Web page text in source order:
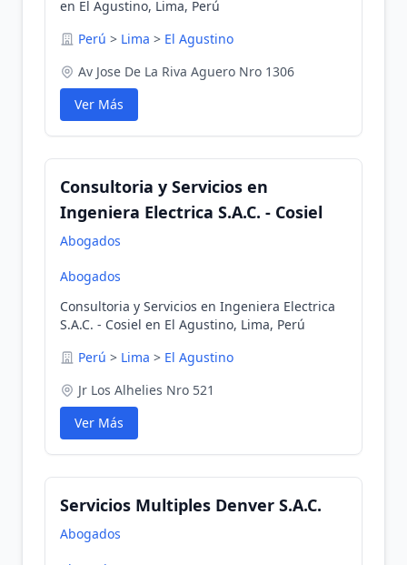
en El Agustino, Lima, Perú
Perú > Lima > El Agustino
Av Jose De La Riva Aguero Nro 1306
Ver Más
Consultoria y Servicios en
Ingeniera Electrica S.A.C. - Cosiel
Abogados
Abogados
Consultoria y Servicios en Ingeniera Electrica
S.A.C. - Cosiel en El Agustino, Lima, Perú
Perú > Lima > El Agustino
Jr Los Alhelies Nro 521
Ver Más
Servicios Multiples Denver S.A.C.
Abogados